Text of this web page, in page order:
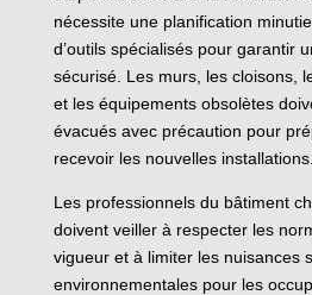
nécessite une planification
d’outils spécialisés pour garantir
sécurisé. Les murs, les cloisons,
et les équipements obsolètes
évacués avec précaution pour
recevoir les nouvelles installations.
Les professionnels du bâtiment
doivent veiller à respecter les
vigueur et à limiter les nuisances
environnementales pour les